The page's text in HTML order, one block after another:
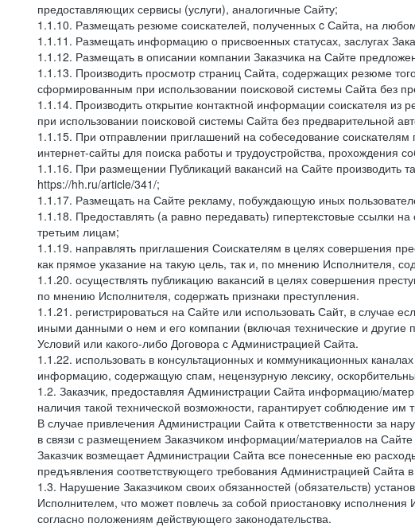
предоставляющих сервисы (услуги), аналогичные Сайту;
1.1.10. Размещать резюме соискателей, полученных c Сайта, на
1.1.11. Размещать информацию о присвоенных статусах, заслугах
1.1.12. Размещать в описании компании Заказчика на Сайте
1.1.13. Производить просмотр страниц Сайта, содержащих резюме
сформированным при использовании поисковой системы Сайта без
1.1.14. Производить открытие контактной информации соискателя
при использовании поисковой системы Сайта без предварительной
1.1.15. При отправлении приглашений на собеседование
интернет-сайты для поиска работы и трудоустройства, прохождения
1.1.16. При размещении Публикаций вакансий на Сайте
https://hh.ru/article/341/;
1.1.17. Размещать на Сайте рекламу, побуждающую иных
1.1.18. Предоставлять (а равно передавать) гипертекстовые ссылки
третьим лицам;
1.1.19. направлять приглашения Соискателям в целях совершения
как прямое указание на такую цель, так и, по мнению Исполнителя,
1.1.20. осуществлять публикацию вакансий в целях совершения
по мнению Исполнителя, содержать признаки преступления.
1.1.21. регистрироваться на Сайте или использовать Сайт, в случае
иными данными о нем и его компании (включая технические и
Условий или какого-либо Договора с Администрацией Сайта.
1.1.22. использовать в консультационных и коммуникационных
информацию, содержащую спам, нецензурную лексику,
1.2. Заказчик, предоставляя Администрации Сайта информацию/
наличия такой технической возможности, гарантирует соблюдение
В случае привлечения Администрации Сайта к ответственности за
в связи с размещением Заказчиком информации/материалов на
Заказчик возмещает Администрации Сайта все понесенные ею
предъявления соответствующего требования Администрацией Сайта в
1.3. Нарушение Заказчиком своих обязанностей (обязательств)
Исполнителем, что может повлечь за собой приостановку исполнения
согласно положениям действующего законодательства.